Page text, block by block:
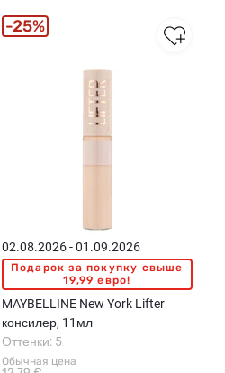
02.08.2026 - 01.09.2026
Подарок за покупку свыше
19,99 евро!
MAYBELLINE New York Lifter
консилер, 11мл
Обычная цена
Оттенки: 5
25%